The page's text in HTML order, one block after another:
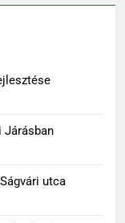
Járásban
utca